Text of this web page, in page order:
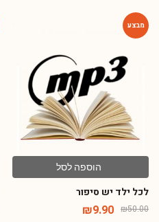
הוספה לסל
לכל ילד יש סיפור
₪50.00
₪9.90